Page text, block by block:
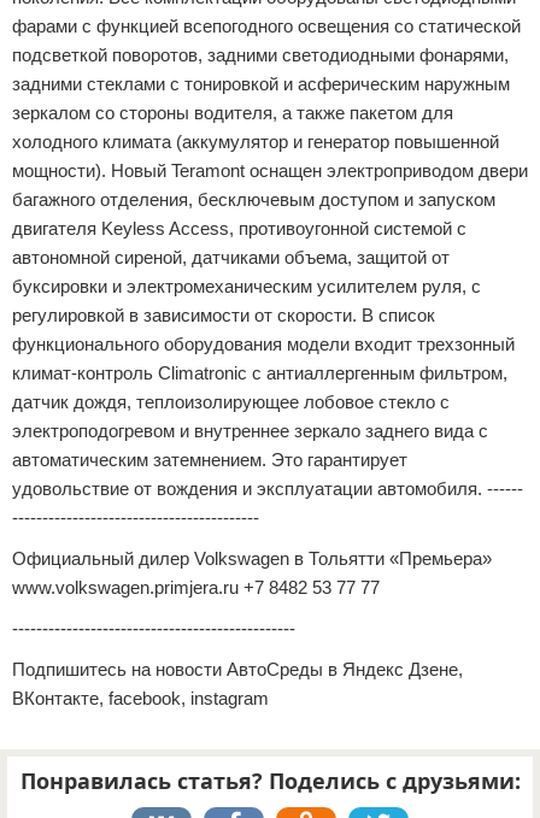
фарами с функцией всепогодного освещения со статической
подсветкой поворотов, задними светодиодными фонарями,
задними стеклами с тонировкой и асферическим наружным
зеркалом со стороны водителя, а также пакетом для
холодного климата (аккумулятор и генератор повышенной
мощности). Новый Teramont оснащен электроприводом двери
багажного отделения, бесключевым доступом и запуском
двигателя Keyless Access, противоугонной системой с
автономной сиреной, датчиками объема, защитой от
буксировки и электромеханическим усилителем руля, с
регулировкой в зависимости от скорости. В список
функционального оборудования модели входит трехзонный
климат-контроль Climatronic с антиаллергенным фильтром,
датчик дождя, теплоизолирующее лобовое стекло с
электроподогревом и внутреннее зеркало заднего вида с
автоматическим затемнением. Это гарантирует
удовольствие от вождения и эксплуатации автомобиля. ------
-----------------------------------------
Официальный дилер Volkswagen в Тольятти «Премьера»
www.volkswagen.primjera.ru +7 8482 53 77 77
-----------------------------------------------
Подпишитесь на новости АвтоСреды в Яндекс Дзене,
ВКонтакте, facebook, instagram
Понравилась статья? Поделись с друзьями: